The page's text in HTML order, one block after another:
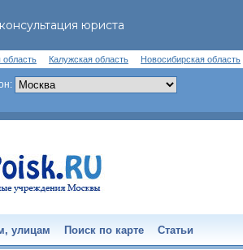
область Калужская область Новосибирская область
улицам Поиск по карте Статьи